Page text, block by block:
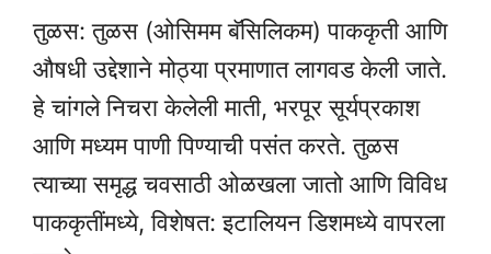
तुळस: तुळस (ओसिमम बॅसिलिकम) पाककृती आणि
औषधी उद्देशाने मोठ्या प्रमाणात लागवड केली जाते.
हे चांगले निचरा केलेली माती, भरपूर सूर्यप्रकाश
आणि मध्यम पाणी पिण्याची पसंत करते. तुळस
त्याच्या समृद्ध चवसाठी ओळखला जातो आणि विविध
पाककृतींमध्ये, विशेषत: इटालियन डिशमध्ये वापरला